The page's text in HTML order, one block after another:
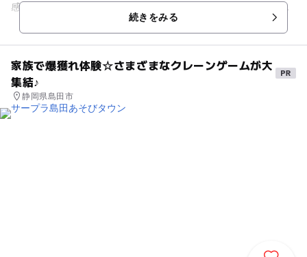
感溢れる店内（？）はほっと一息つくのにぴったりです。「人
に優しい。地球に優しい...続きをみる
家族で爆獲れ体験☆さまざまなクレーンゲームが大
集結♪
静岡県島田市